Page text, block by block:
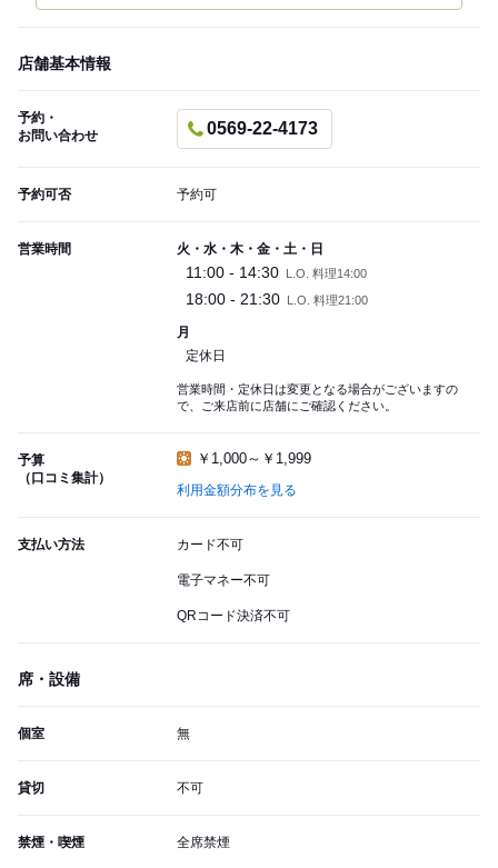
店舗基本情報
予約・
お問い合わせ
0569-22-4173
予約可否 予約可
営業時間 火・水・木・金・土・日
11:00 - 14:30 L.O. 料理14:00
18:00 - 21:30 L.O. 料理21:00
月
定休日
営業時間・定休日は変更となる場合がございますの
で、ご来店前に店舗にご確認ください。
予算
（口コミ集計）
￥1,000～￥1,999
利用金額分布を見る
支払い方法 カード不可
電子マネー不可
QRコード決済不可
席・設備
個室 無
貸切 不可
禁煙・喫煙 全席禁煙